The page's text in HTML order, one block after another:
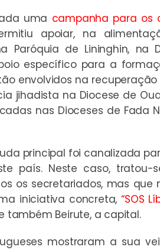
uma campanha para os
apoiar, na
Paróquia de Lininghin, na
específico para a
envolvidos na
jihadista na Diocese de
nas Dioceses de Fada
principal foi canalizada
país. Neste caso, tratou-
os secretariados, mas que
iniciativa concreta,“SOS
também Beirute, a capital.
mostraram a sua